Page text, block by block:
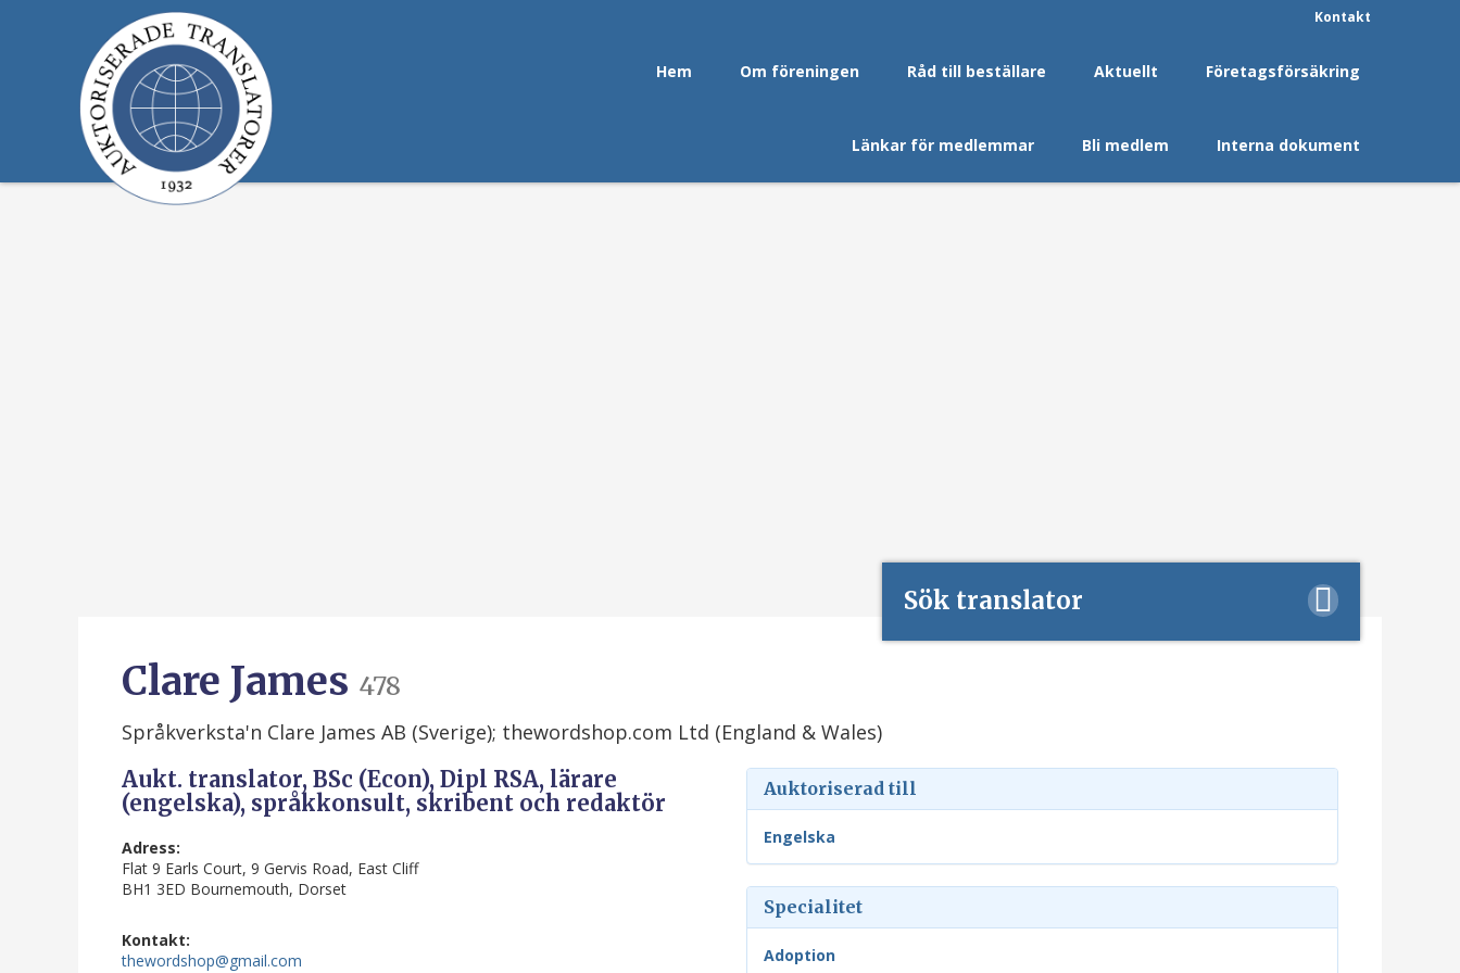
Kontakt
Hem Om föreningen Råd till beställare Aktuellt Företagsförsäkring
Länkar för medlemmar Bli medlem Interna dokument
Sök translator
Clare James 478
Språkverksta'n Clare James AB (Sverige); thewordshop.com Ltd (England & Wales)
Aukt. translator, BSc (Econ), Dipl RSA, lärare
(engelska), språkkonsult, skribent och redaktör
Adress:
Flat 9 Earls Court, 9 Gervis Road, East Cliff
BH1 3ED Bournemouth, Dorset
Kontakt:
thewordshop@gmail.com
Auktoriserad till
Engelska
Specialitet
Adoption